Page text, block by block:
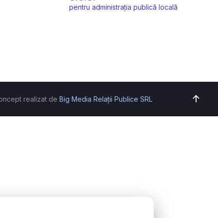
pentru administrația publică locală
realizat de Big Media Relații Publice SRL